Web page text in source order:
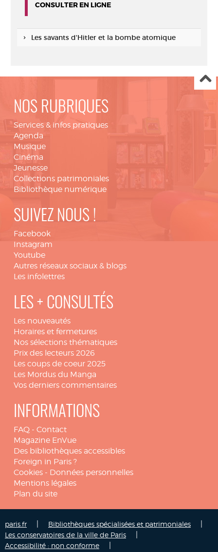
CONSULTER EN LIGNE
Les savants d'Hitler et la bombe atomique
NOS RUBRIQUES
Services & infos pratiques
Agenda
Musique
Cinéma
Jeunesse
Collections patrimoniales
Bibliothèque numérique
SUIVEZ NOUS !
Facebook
Instagram
Youtube
Autres réseaux sociaux & blogs
Les infolettres
LES + CONSULTÉS
Les nouveautés
Horaires et fermetures
Nos sélections thématiques
Prix des lecteurs 2026
Les coups de coeur 2025
Les Mordus du Manga
Vos derniers commentaires
INFORMATIONS
FAQ - Contact
Magazine EnVue
Des bibliothèques accessibles
Foreign in Paris ?
Cookies - Données personnelles
Mentions légales
Plan du site
paris.fr Bibliothèques spécialisées et patrimoniales
Les conservatoires de la ville de Paris
Accessibilité : non conforme